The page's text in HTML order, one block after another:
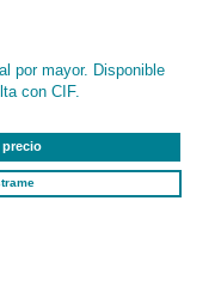
por mayor. Disponible
con CIF.
precio